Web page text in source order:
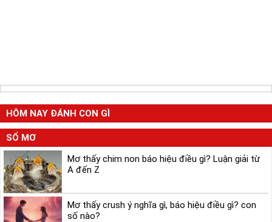
HÔM NAY ĐÁNH CON GÌ
SỔ MƠ
Mơ thấy chim non báo hiệu điều gì? Luận giải từ
A đến Z
Mơ thấy crush ý nghĩa gì, báo hiệu điều gì? con
số nào?